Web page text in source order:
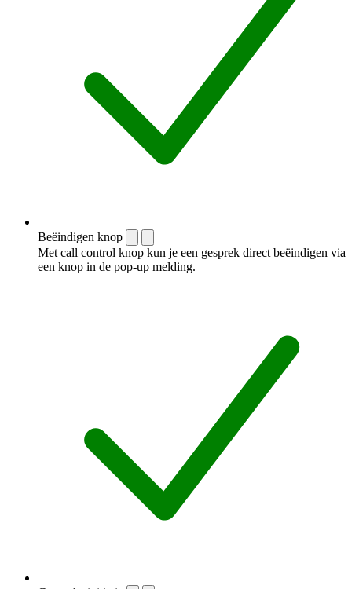
Beëindigen knop
Met call control knop kun je een gesprek direct beëindigen via
een knop in de pop-up melding.